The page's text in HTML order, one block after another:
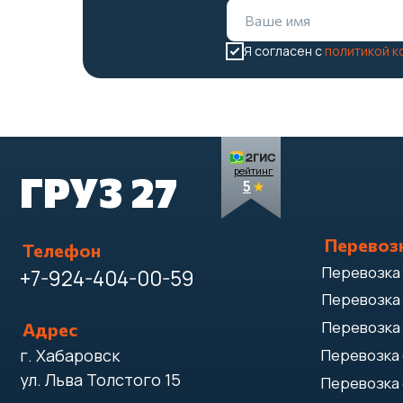
Я согласен сполитикой
Принимаем оплату:
Перевозка дивана
Перевозка
Перевозка
Перевозка
Перевозка
Перевозка
Перевозка